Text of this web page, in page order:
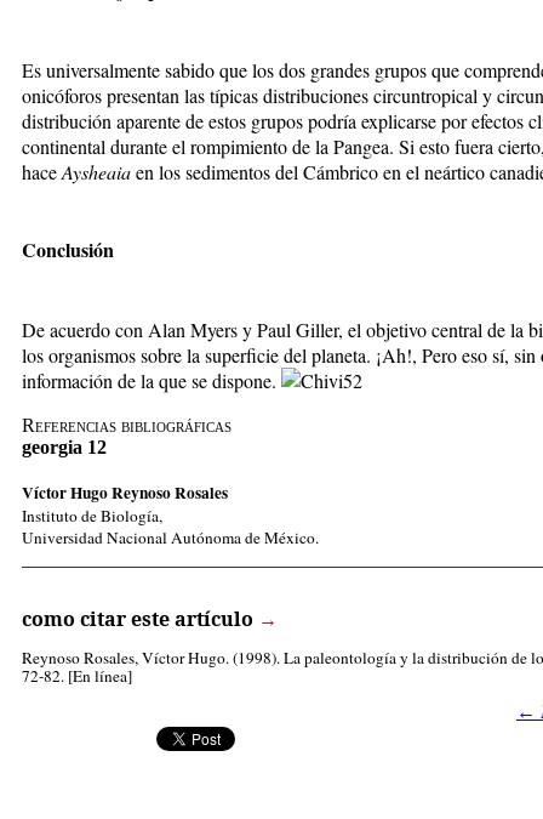
Es universalmente sabido que los dos grandes grupos que
onicóforos presentan las típicas distribuciones circuntropical y
distribución aparente de estos grupos podría explicarse por efectos
continental durante el rompimiento de la Pangea. Si esto fuera
haceAysheaiaen los sedimentos del Cámbrico en el neártico
Conclusión
De acuerdo con Alan Myers y Paul Giller, el objetivo central de la
los organismos sobre la superficie del planeta. ¡Ah!, Pero eso sí,
información de la que se dispone.
Referencias bibliográficas
georgia 12
Víctor Hugo Reynoso Rosales
Instituto de Biología,
Universidad Nacional Autónoma de México.
como citar este artículo →
Reynoso Rosales, Víctor Hugo. (1998). La paleontología y la distribución de
72-82. [En línea]
←